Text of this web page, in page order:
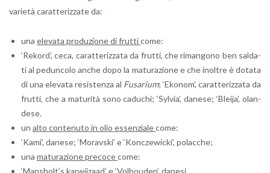
va­rie­tà ca­rat­te­riz­za­te da:
una ele­va­ta pro­du­zio­ne di frut­ticome:
‘Re­kord’, ceca, ca­rat­te­riz­za­ta da frut­ti, che ri­man­go­no ben sal­da­
ti al pe­dun­co­lo anche dopo la ma­tu­ra­zio­ne e che inol­tre è do­ta­ta
di una ele­va­ta re­si­sten­za al Fu­sa­rium; ‘Eko­nom’, ca­rat­te­riz­za­ta da
frut­ti, che a ma­tu­ri­tà sono ca­du­chi; ‘Syl­via’, da­ne­se; ‘Blei­ja’, olan­
de­se.
un alto con­te­nu­to in olio es­sen­zia­lecome:
‘Kami’, da­ne­se; ‘Mo­ra­v­ski’ e ‘Konc­zewic­ki’, po­lac­che;
una ma­tu­ra­zio­ne pre­co­cecome: